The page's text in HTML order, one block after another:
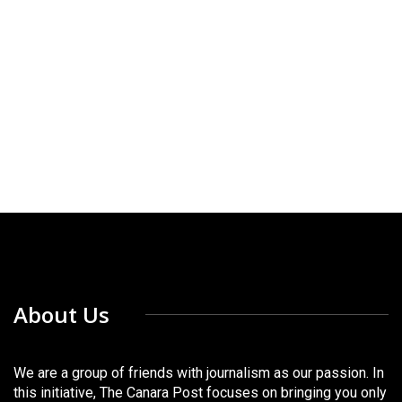
About Us
We are a group of friends with journalism as our passion. In
this initiative, The Canara Post focuses on bringing you only